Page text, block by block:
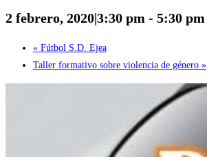
2 febrero, 2020|3:30 pm - 5:30 pm
« Fútbol S.D. Ejea
Taller formativo sobre violencia de género »